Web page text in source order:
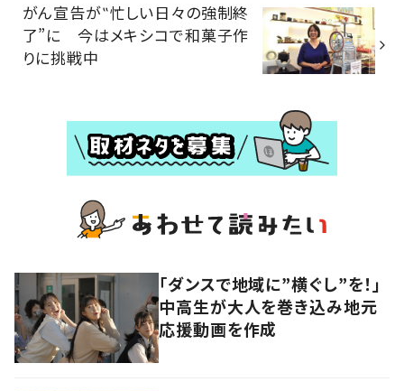
がん宣告が‟忙しい日々の強制終
了”に 今はメキシコで和菓子作
りに挑戦中
「ダンスで地域に”横ぐし”を！」
中高生が大人を巻き込み地元
応援動画を作成